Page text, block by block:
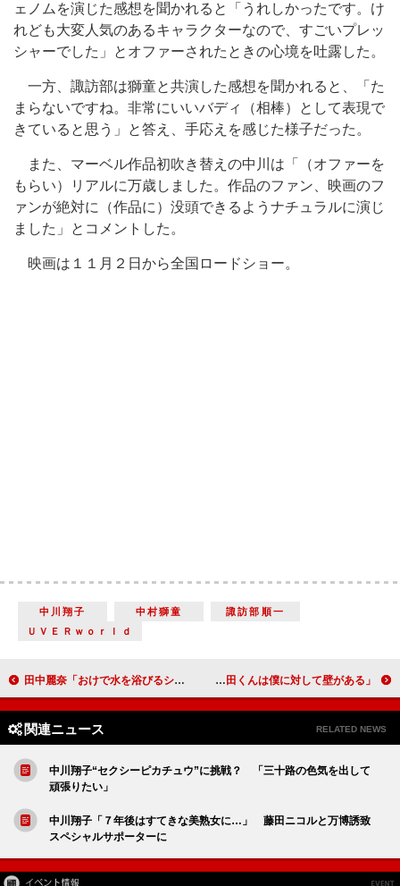
ェノムを演じた感想を聞かれると「うれしかったです。け
れども大変人気のあるキャラクターなので、すごいプレッ
シャーでした」とオファーされたときの心境を吐露した。
一方、諏訪部は獅童と共演した感想を聞かれると、「た
まらないですね。非常にいいバディ（相棒）として表現で
きていると思う」と答え、手応えを感じた様子だった。
また、マーベル作品初吹き替えの中川は「（オファーを
もらい）リアルに万歳しました。作品のファン、映画のフ
ァンが絶対に（作品に）没頭できるようナチュラルに演じ
ました」とコメントした。
映画は１１月２日から全国ロードショー。
中川翔子 中村獅童
諏訪部順一
ＵＶＥＲｗｏｒｌｄ
田中麗奈「おけで水を浴びるシーンが楽しかった」 ともさかりえ、佐藤江梨子と共に“江戸の三人娘”に 岡田准一、ホラーは苦手「台本を読むのが怖い」 妻夫木聡「岡田くんは僕に対して壁がある」
関連ニュース RELATED NEWS
中川翔子“セクシーピカチュウ”に挑戦？ 「三十路の色気を出して
頑張りたい」
中川翔子「７年後はすてきな美熟女に…」 藤田ニコルと万博誘致
スペシャルサポーターに